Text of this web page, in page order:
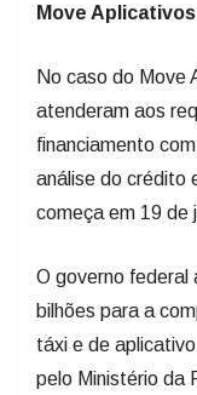
Move Aplicativos
No caso do Move
atenderam aos
financiamento
análise do crédito
começa em 19 de
O governo federal
bilhões para a
táxi e de
pelo Ministério da